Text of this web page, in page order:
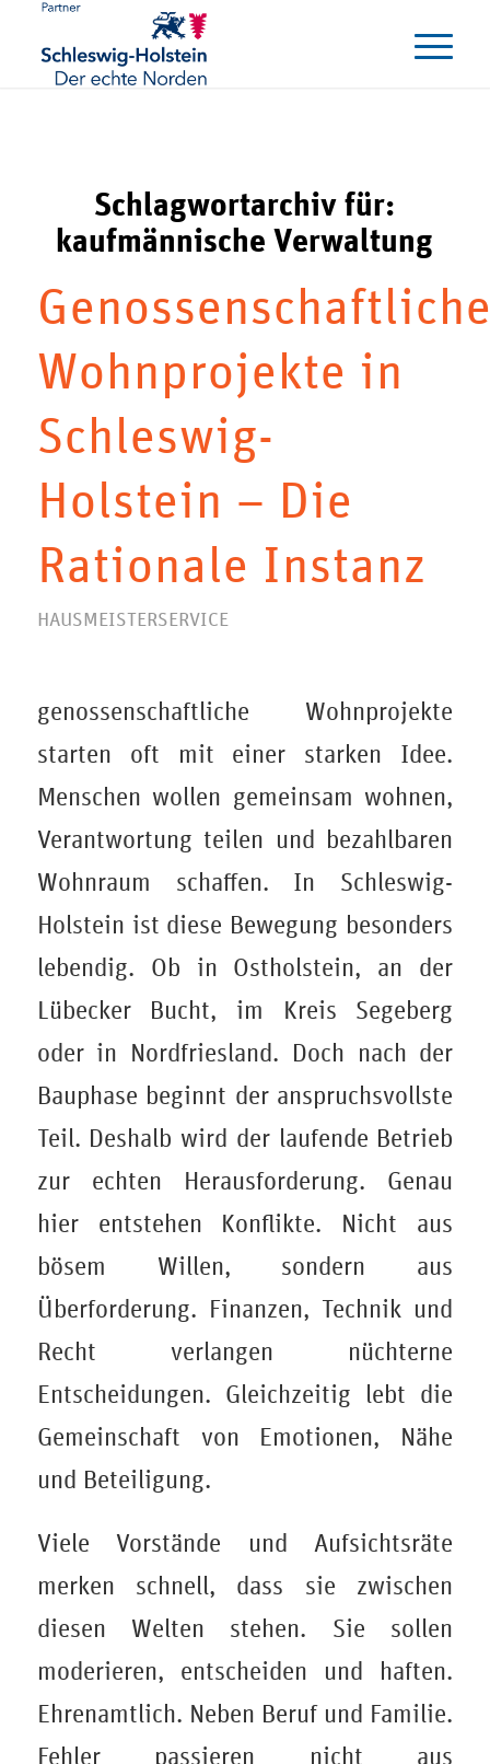
Schlagwortarchiv für:
kaufmännische Verwaltung
Wohnprojekte in
Schleswig-
Holstein – Die
Rationale Instanz
HAUSMEISTERSERVICE
genossenschaftliche Wohnprojekte
starten oft mit einer starken Idee.
Menschen wollen gemeinsam wohnen,
Verantwortung teilen und bezahlbaren
Wohnraum schaffen. In Schleswig-
Holstein ist diese Bewegung besonders
lebendig. Ob in Ostholstein, an der
Lübecker Bucht, im Kreis Segeberg
oder in Nordfriesland. Doch nach der
Bauphase beginnt der anspruchsvollste
Teil. Deshalb wird der laufende Betrieb
zur echten Herausforderung. Genau
hier entstehen Konflikte. Nicht aus
bösem Willen, sondern aus
Überforderung. Finanzen, Technik und
Recht verlangen nüchterne
Entscheidungen. Gleichzeitig lebt die
Gemeinschaft von Emotionen, Nähe
und Beteiligung.
Viele Vorstände und Aufsichtsräte
merken schnell, dass sie zwischen
diesen Welten stehen. Sie sollen
moderieren, entscheiden und haften.
Ehrenamtlich. Neben Beruf und Familie.
Fehler passieren nicht aus